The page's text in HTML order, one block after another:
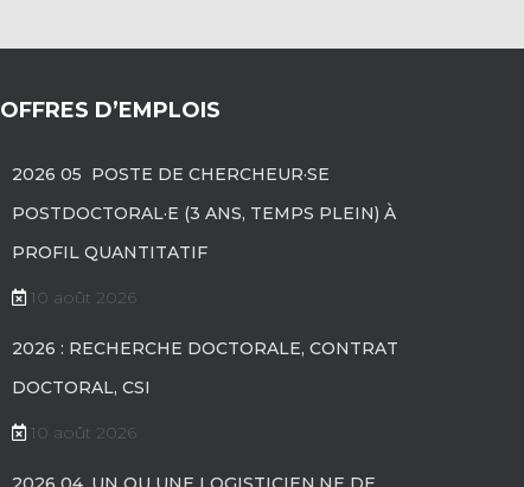
OFFRES D’EMPLOIS
2026 05 POSTE DE CHERCHEUR·SE
POSTDOCTORAL·E (3 ANS, TEMPS PLEIN) À
PROFIL QUANTITATIF
10 août 2026
2026 : RECHERCHE DOCTORALE, CONTRAT
DOCTORAL, CSI
10 août 2026